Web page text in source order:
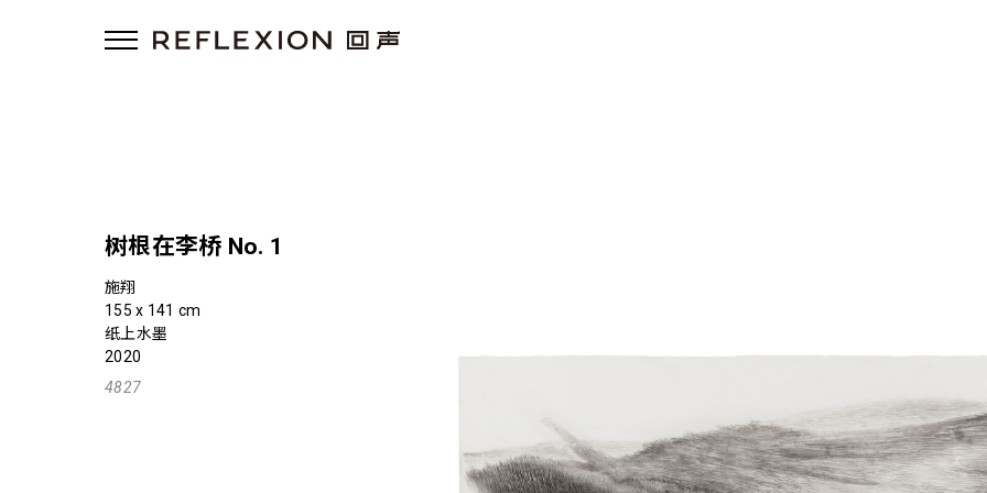
树根在李桥 No. 1
施翔
155 x 141 cm
纸上水墨
2020
4827